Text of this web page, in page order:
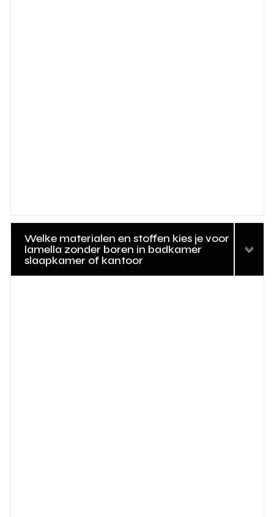
Welke materialen en stoffen kies je voor
lamella zonder boren in badkamer
slaapkamer of kantoor